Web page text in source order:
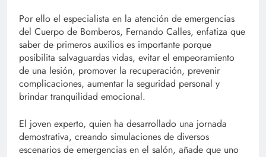
Por ello el especialista en la atención de emergencias
del Cuerpo de Bomberos, Fernando Calles, enfatiza que
saber de primeros auxilios es importante porque
posibilita salvaguardas vidas, evitar el empeoramiento
de una lesión, promover la recuperación, prevenir
complicaciones, aumentar la seguridad personal y
brindar tranquilidad emocional.
El joven experto, quien ha desarrollado una jornada
demostrativa, creando simulaciones de diversos
escenarios de emergencias en el salón, añade que uno